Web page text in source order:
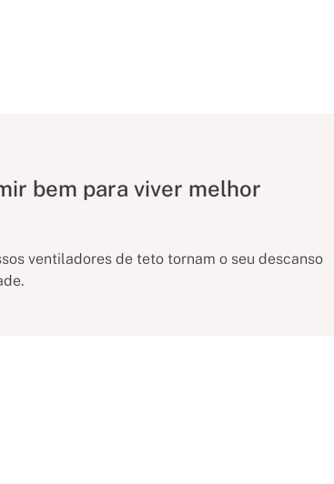
bem para viver melhor
ventiladores de teto tornam o seu descanso